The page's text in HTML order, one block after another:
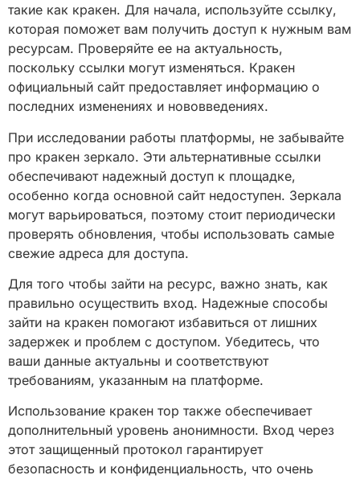
такие как кракен. Для начала, используйте ссылку,
которая поможет вам получить доступ к нужным вам
ресурсам. Проверяйте ее на актуальность,
поскольку ссылки могут изменяться. Кракен
официальный сайт предоставляет информацию о
последних изменениях и нововведениях.
При исследовании работы платформы, не забывайте
про кракен зеркало. Эти альтернативные ссылки
обеспечивают надежный доступ к площадке,
особенно когда основной сайт недоступен. Зеркала
могут варьироваться, поэтому стоит периодически
проверять обновления, чтобы использовать самые
свежие адреса для доступа.
Для того чтобы зайти на ресурс, важно знать, как
правильно осуществить вход. Надежные способы
зайти на кракен помогают избавиться от лишних
задержек и проблем с доступом. Убедитесь, что
ваши данные актуальны и соответствуют
требованиям, указанным на платформе.
Использование кракен тор также обеспечивает
дополнительный уровень анонимности. Вход через
этот защищенный протокол гарантирует
безопасность и конфиденциальность, что очень